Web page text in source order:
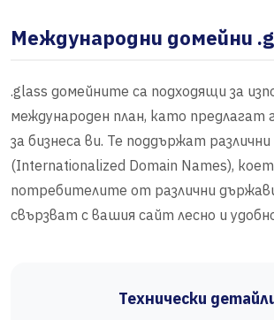
Международни домейни
.glass домейните са подходящи за
международен план, като предлагат
за бизнеса ви. Те поддържат различни
(Internationalized Domain Names),
потребителите от различни
свързват с вашия сайт лесно и
Технически